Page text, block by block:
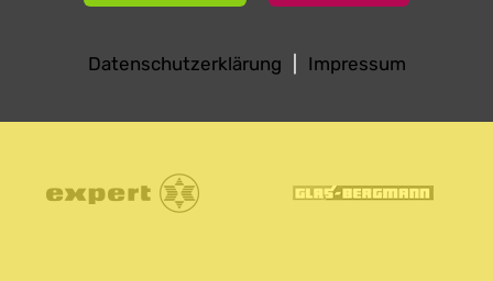
Datenschutzerklärung Impressum